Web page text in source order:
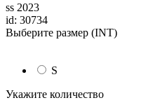
ss 2023
id: 30734
Выберите размер (INT)
S
Укажите количество